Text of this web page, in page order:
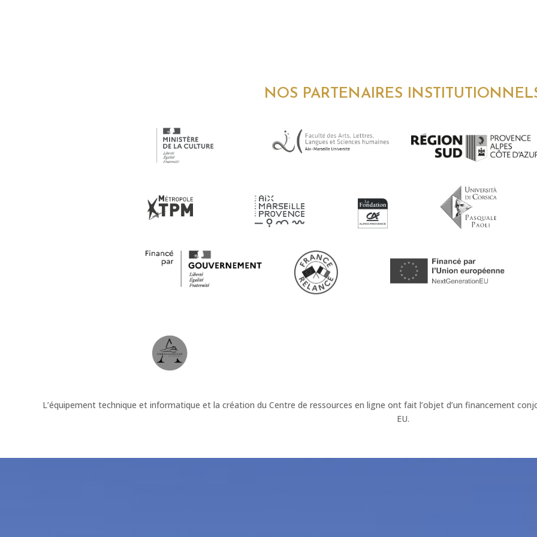
NOS PARTENAIRES
L’équipement technique et informatique et la création du Centre de ressources en ligne ont fait l’objet d’un financement
EU.